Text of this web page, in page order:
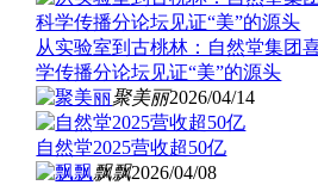
从实验室到古桃林：自然堂集团
学传播分论坛见证“美”的源头
聚美丽2026/04/14
自然堂2025营收超50亿
飘飘2026/04/08